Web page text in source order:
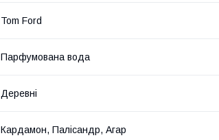
Tom Ford
Парфумована вода
Деревні
Кардамон, Палісандр, Агар